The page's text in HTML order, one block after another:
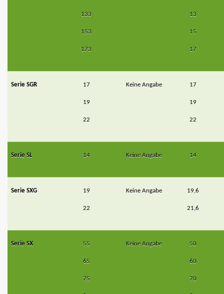
133
153
173
13
15
17
Serie SGR 17
19
22
Keine Angabe 17
19
22
Serie SL 14 Keine Angabe 14
Serie SXG 19
22
Keine Angabe 19,6
21,6
Serie SX 55
65
75
Keine Angabe 50
60
70